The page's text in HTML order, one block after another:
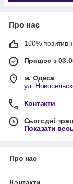
Про нас
100%
Працює з
м. Одеса
ул.
Контакти
Сьогодні
Показати
Про нас
Контакти